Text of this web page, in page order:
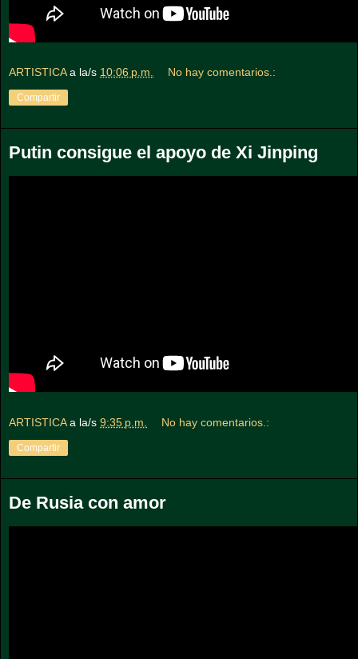
ARTISTICA a la/s 10:06 p.m. No hay comentarios.:
Compartir
Putin consigue el apoyo de Xi Jinping
ARTISTICA a la/s 9:35 p.m. No hay comentarios.:
Compartir
De Rusia con amor